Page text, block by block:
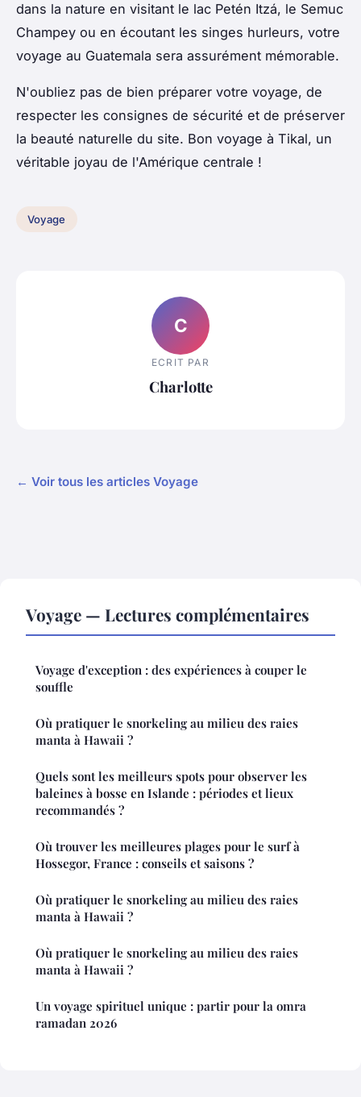
dans la nature en visitant le lac Petén Itzá, le Semuc
Champey ou en écoutant les singes hurleurs, votre
voyage au Guatemala sera assurément mémorable.
N'oubliez pas de bien préparer votre voyage, de
respecter les consignes de sécurité et de préserver
la beauté naturelle du site. Bon voyage à Tikal, un
véritable joyau de l'Amérique centrale !
Voyage
C
ECRIT PAR
Charlotte
← Voir tous les articles Voyage
Voyage — Lectures complémentaires
Voyage d'exception : des expériences à couper le
souffle
Où pratiquer le snorkeling au milieu des raies
manta à Hawaii ?
Quels sont les meilleurs spots pour observer les
baleines à bosse en Islande : périodes et lieux
recommandés ?
Où trouver les meilleures plages pour le surf à
Hossegor, France : conseils et saisons ?
Où pratiquer le snorkeling au milieu des raies
manta à Hawaii ?
Où pratiquer le snorkeling au milieu des raies
manta à Hawaii ?
Un voyage spirituel unique : partir pour la omra
ramadan 2026